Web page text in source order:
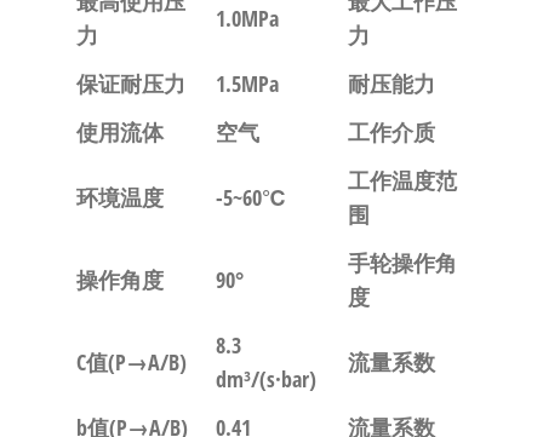
力
1.0MPa
力
保证耐压力
1.5MPa
耐压能力
使用流体
空气 工作介质
环境温度 -5~60℃
工作温度范
围
操作角度 90°
手轮操作角
度
C值(P→A/B)
8.3
dm³/(s·bar)
流量系数
b值(P→A/B) 0.41
流量系数